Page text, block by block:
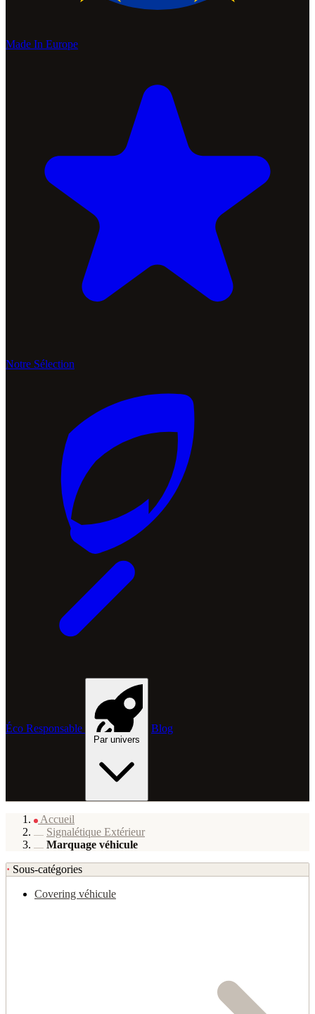
Made In Europe
Notre Sélection
Éco Responsable
Par univers
Blog
Accueil
Signalétique Extérieur
Marquage véhicule
· Sous-catégories
Covering véhicule